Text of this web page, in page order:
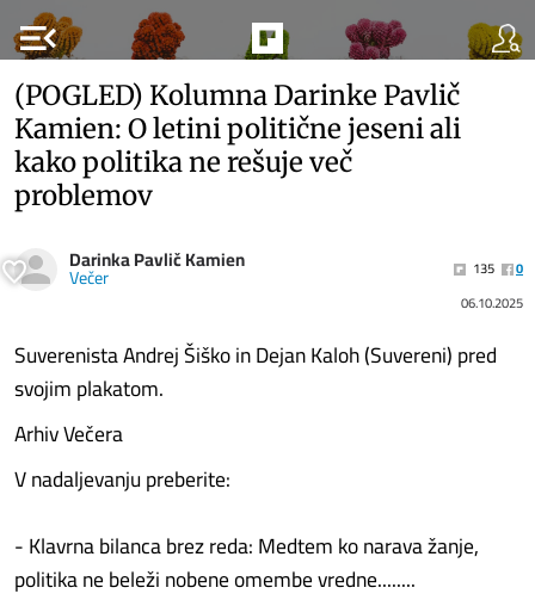
menu_open
(POGLED) Kolumna Darinke Pavlič
Kamien: O letini politične jeseni ali
kako politika ne rešuje več
problemov
Darinka Pavlič Kamien
Večer 135
0
06.10.2025
Suverenista Andrej Šiško in Dejan Kaloh (Suvereni) pred
svojim plakatom.
Arhiv Večera
V nadaljevanju preberite:
- Klavrna bilanca brez reda: Medtem ko narava žanje,
politika ne beleži nobene omembe vredne........